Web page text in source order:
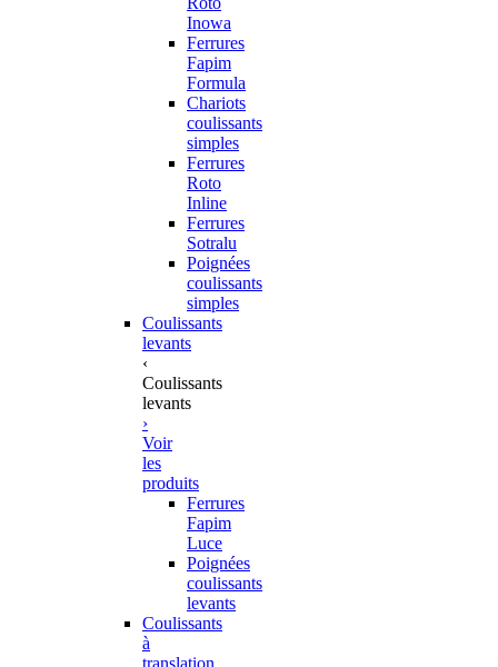
Inowa
Ferrures
Fapim
Formula
Chariots
coulissants
simples
Ferrures
Roto
Inline
Ferrures
Sotralu
Poignées
coulissants
simples
Coulissants
levants
‹
Coulissants
levants
›
Voir
les
produits
Ferrures
Fapim
Luce
Poignées
coulissants
levants
Coulissants
à
translation